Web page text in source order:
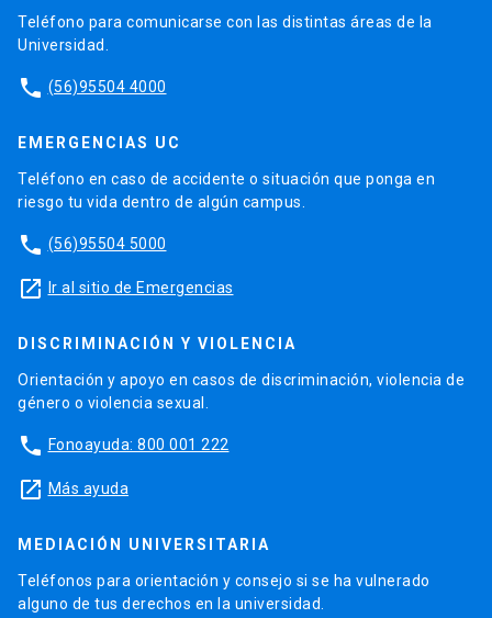
Teléfono para comunicarse con las distintas áreas de la
Universidad.
phone (56)95504 4000
EMERGENCIAS UC
Teléfono en caso de accidente o situación que ponga en
riesgo tu vida dentro de algún campus.
phone (56)95504 5000
launch Ir al sitio de Emergencias
DISCRIMINACIÓN Y VIOLENCIA
Orientación y apoyo en casos de discriminación, violencia de
género o violencia sexual.
phone Fonoayuda: 800 001 222
launch Más ayuda
MEDIACIÓN UNIVERSITARIA
Teléfonos para orientación y consejo si se ha vulnerado
alguno de tus derechos en la universidad.